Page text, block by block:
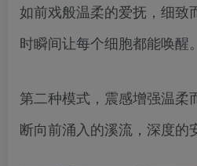
如前戏般温柔的爱抚，细致
时瞬间让每个细胞都能唤醒。
第二种模式，震感增强温柔
断向前涌入的溪流，深度的